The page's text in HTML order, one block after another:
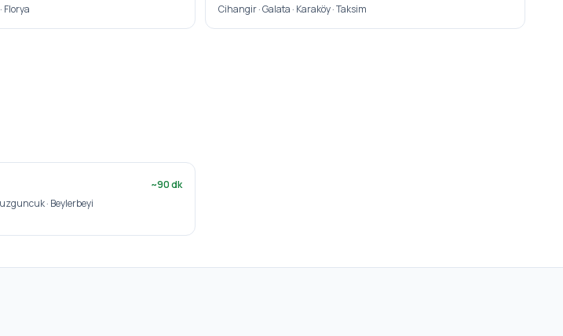
Florya
Cihangir · Galata · Karaköy · Taksim
~90dk
· Beylerbeyi